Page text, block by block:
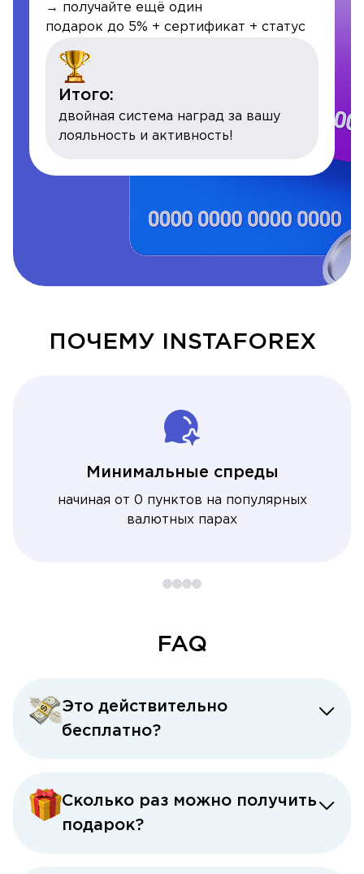
→ получайте ещё один
подарок до 5% + сертификат + статус
Итого:
двойная система наград за вашу
лояльность и активность!
ПОЧЕМУ INSTAFOREX
Минимальные спреды
начиная от 0 пунктов на популярных
валютных парах
FAQ
Это действительно
бесплатно?
Сколько раз можно получить
подарок?